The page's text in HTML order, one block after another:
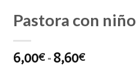
Pastora con niño
6,00€ -8,60€